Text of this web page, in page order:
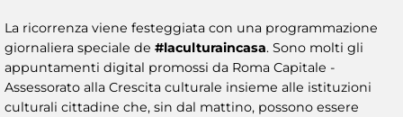
La ricorrenza viene festeggiata con una programmazione
giornaliera speciale de #laculturaincasa. Sono molti gli
appuntamenti digital promossi da Roma Capitale -
Assessorato alla Crescita culturale insieme alle istituzioni
culturali cittadine che, sin dal mattino, possono essere